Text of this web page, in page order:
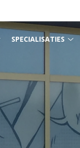
SPECIALISATIES